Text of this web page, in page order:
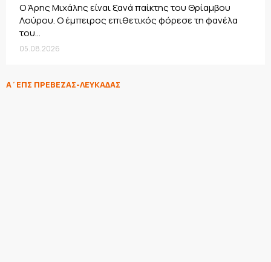
Ο Άρης Μιχάλης είναι ξανά παίκτης του Θρίαμβου
Λούρου. Ο έμπειρος επιθετικός φόρεσε τη φανέλα
του...
05.08.2026
Α΄ΕΠΣ ΠΡΕΒΕΖΑΣ-ΛΕΥΚΑΔΑΣ